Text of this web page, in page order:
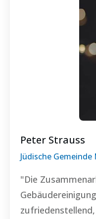
Peter Strauss
Jüdische Gemeinde
"Die
Gebäudereinigung